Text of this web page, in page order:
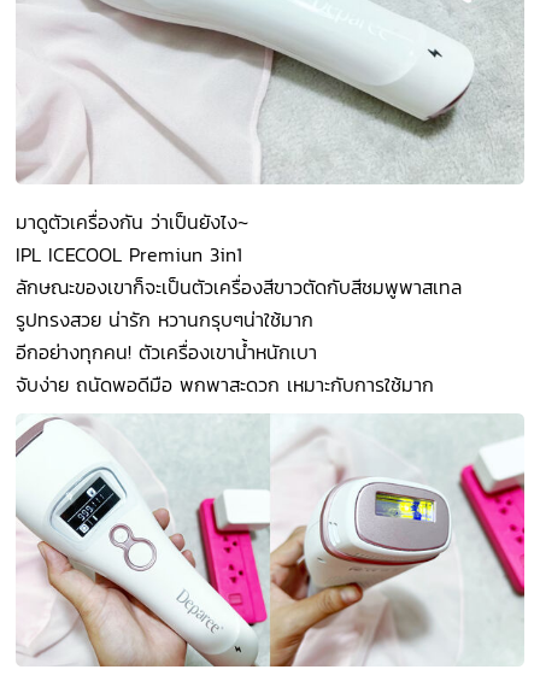
มาดูตัวเครื่องกัน ว่าเป็นยังไง~
IPL ICECOOL Premiun 3in1
ลักษณะของเขาก็จะเป็นตัวเครื่องสีขาวตัดกับสีชมพูพาสเทล
รูปทรงสวย น่ารัก หวานกรุบๆน่าใช้มาก
อีกอย่างทุกคน! ตัวเครื่องเขาน้ำหนักเบา
จับง่าย ถนัดพอดีมือ พกพาสะดวก เหมาะกับการใช้มาก